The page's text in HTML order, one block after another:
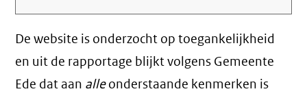
De website is onderzocht op toegankelijkheid
en uit de rapportage blijkt volgens Gemeente
Ede dat aan alleonderstaande kenmerken is